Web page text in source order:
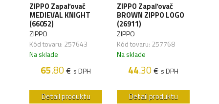
ZIPPO Zapaľovač
MEDIEVAL KNIGHT
(66052)
ZIPPO
Kód tovaru: 257643
Na sklade
65.80€ s DPH
Detail produktu
ZIPPO Zapaľovač
BROWN ZIPPO LOGO
(26911)
ZIPPO
Kód tovaru: 257768
Na sklade
44.30€ s DPH
Detail produktu